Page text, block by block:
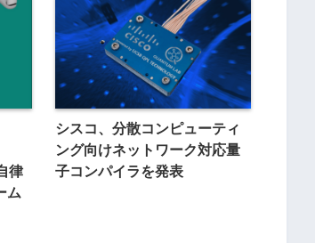
律
ム
シスコ、分散コンピューティ
ング向けネットワーク対応量
子コンパイラを発表